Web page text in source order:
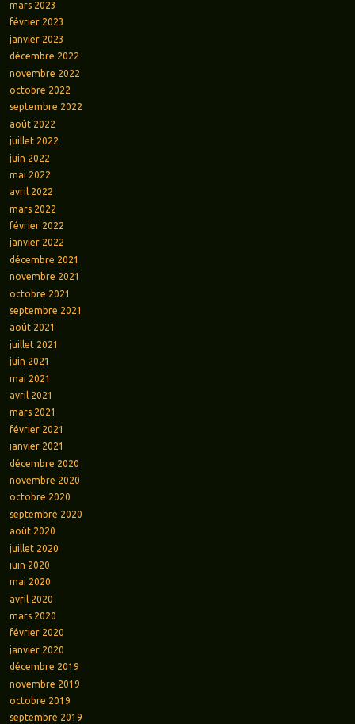
mars 2023
février 2023
janvier 2023
décembre 2022
novembre 2022
octobre 2022
septembre 2022
août 2022
juillet 2022
juin 2022
mai 2022
avril 2022
mars 2022
février 2022
janvier 2022
décembre 2021
novembre 2021
octobre 2021
septembre 2021
août 2021
juillet 2021
juin 2021
mai 2021
avril 2021
mars 2021
février 2021
janvier 2021
décembre 2020
novembre 2020
octobre 2020
septembre 2020
août 2020
juillet 2020
juin 2020
mai 2020
avril 2020
mars 2020
février 2020
janvier 2020
décembre 2019
novembre 2019
octobre 2019
septembre 2019